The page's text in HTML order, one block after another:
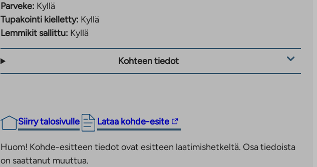
Parveke: Kyllä
Tupakointi kielletty: Kyllä
Lemmikit sallittu: Kyllä
Kohteen tiedot
Siirry talosivulle Lataa kohde-esite
Linkki
ulkopuoliseen
Huom! Kohde-esitteen tiedot ovat esitteen laatimishetkeltä. Osa tiedoista
on saattanut muuttua.